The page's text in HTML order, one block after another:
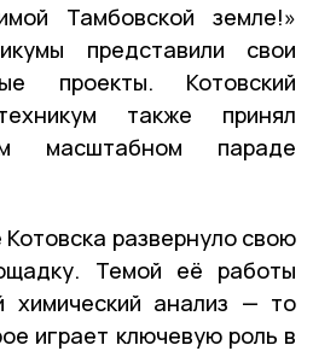
Тамбовской земле!»
представили свои
проекты. Котовский
также принял
масштабном параде
развернуло свою
Темой её работы
химический анализ — то
играет ключевую роль в